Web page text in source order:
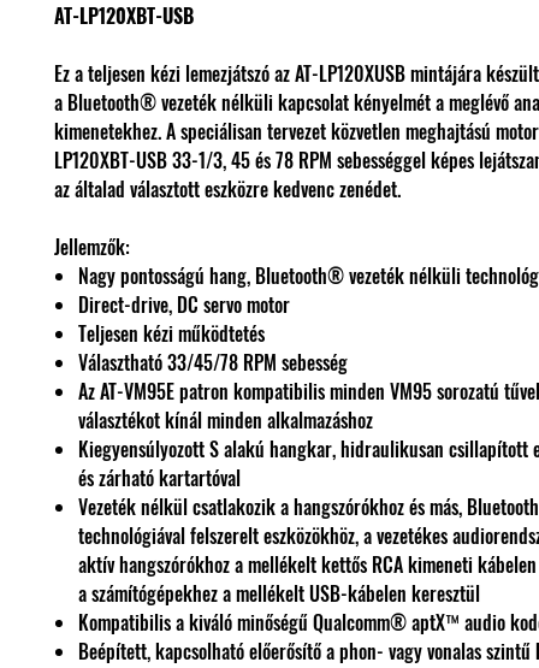
AT-LP120XBT-USB
Ez a teljesen kézi lemezjátszó az AT-LP120XUSB mintájára
a Bluetooth® vezeték nélküli kapcsolat kényelmét a meglévő
kimenetekhez. A speciálisan tervezet közvetlen meghajtású
LP120XBT-USB 33-1/3, 45 és 78 RPM sebességgel képes
az általad választott eszközre kedvenc zenédet.
Jellemzők:
Nagy pontosságú hang, Bluetooth® vezeték nélküli
Direct-drive, DC servo motor
Teljesen kézi működtetés
Választható 33/45/78 RPM sebesség
Az AT-VM95E patron kompatibilis minden VM95 sorozatú
választékot kínál minden alkalmazáshoz
Kiegyensúlyozott S alakú hangkar, hidraulikusan csillapított
és zárható kartartóval
Vezeték nélkül csatlakozik a hangszórókhoz és más,
technológiával felszerelt eszközökhöz, a vezetékes
aktív hangszórókhoz a mellékelt kettős RCA kimeneti
a számítógépekhez a mellékelt USB-kábelen keresztül
Kompatibilis a kiváló minőségű Qualcomm® aptX™ audio
Beépített, kapcsolható előerősítő a phon- vagy vonalas szintű